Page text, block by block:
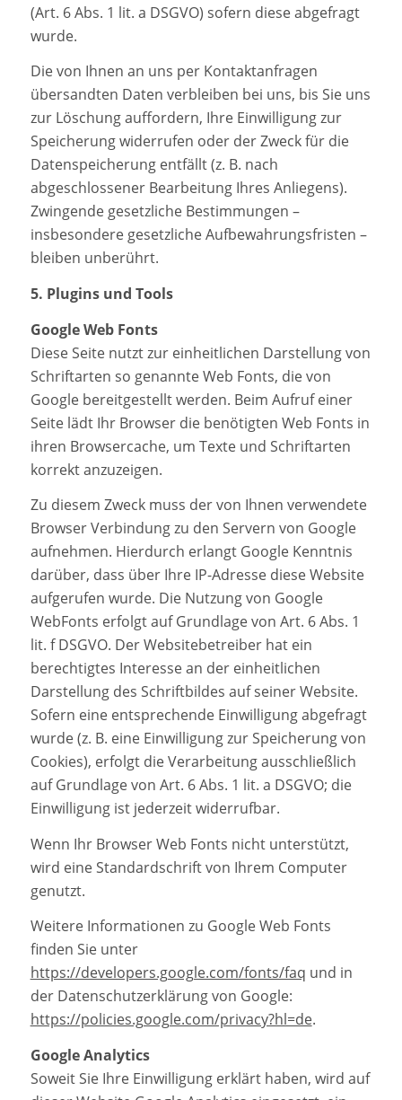
(Art. 6 Abs. 1 lit. a DSGVO) sofern diese abgefragt
wurde.
Die von Ihnen an uns per Kontaktanfragen
übersandten Daten verbleiben bei uns, bis Sie uns
zur Löschung auffordern, Ihre Einwilligung zur
Speicherung widerrufen oder der Zweck für die
Datenspeicherung entfällt (z. B. nach
abgeschlossener Bearbeitung Ihres Anliegens).
Zwingende gesetzliche Bestimmungen –
insbesondere gesetzliche Aufbewahrungsfristen –
bleiben unberührt.
5. Plugins und Tools
Google Web Fonts
Diese Seite nutzt zur einheitlichen Darstellung von
Schriftarten so genannte Web Fonts, die von
Google bereitgestellt werden. Beim Aufruf einer
Seite lädt Ihr Browser die benötigten Web Fonts in
ihren Browsercache, um Texte und Schriftarten
korrekt anzuzeigen.
Zu diesem Zweck muss der von Ihnen verwendete
Browser Verbindung zu den Servern von Google
aufnehmen. Hierdurch erlangt Google Kenntnis
darüber, dass über Ihre IP-Adresse diese Website
aufgerufen wurde. Die Nutzung von Google
WebFonts erfolgt auf Grundlage von Art. 6 Abs. 1
lit. f DSGVO. Der Websitebetreiber hat ein
berechtigtes Interesse an der einheitlichen
Darstellung des Schriftbildes auf seiner Website.
Sofern eine entsprechende Einwilligung abgefragt
wurde (z. B. eine Einwilligung zur Speicherung von
Cookies), erfolgt die Verarbeitung ausschließlich
auf Grundlage von Art. 6 Abs. 1 lit. a DSGVO; die
Einwilligung ist jederzeit widerrufbar.
Wenn Ihr Browser Web Fonts nicht unterstützt,
wird eine Standardschrift von Ihrem Computer
genutzt.
Weitere Informationen zu Google Web Fonts
finden Sie unter
https://developers.google.com/fonts/faq und in
der Datenschutzerklärung von Google:
https://policies.google.com/privacy?hl=de.
Google Analytics
Soweit Sie Ihre Einwilligung erklärt haben, wird auf